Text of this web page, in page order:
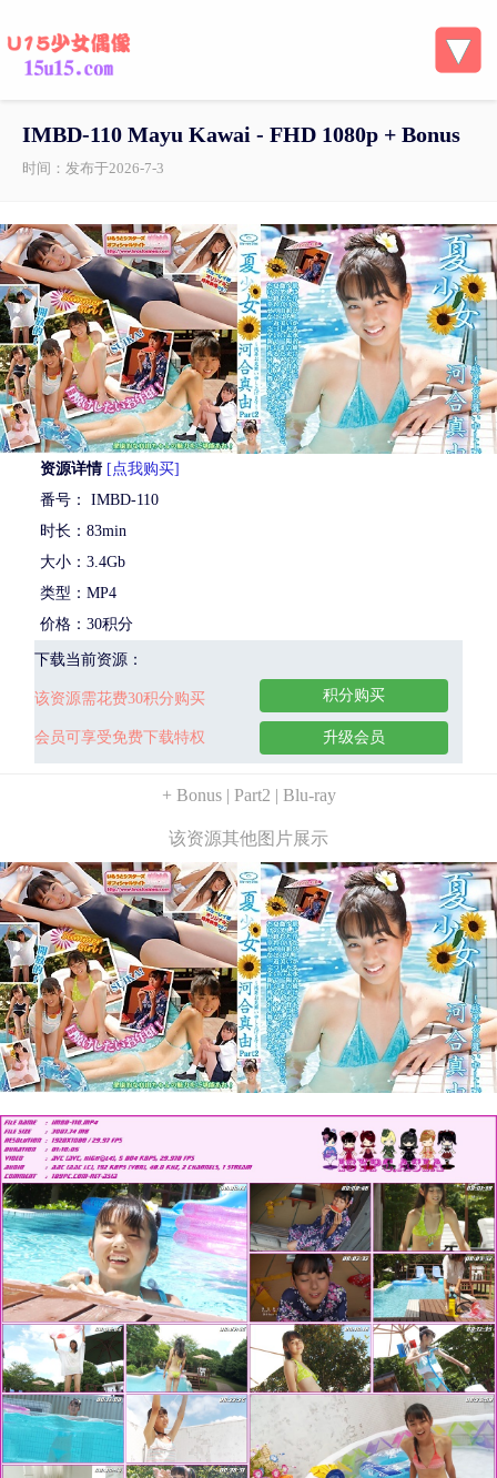
IMBD-110 Mayu Kawai - FHD 1080p + Bonus
时间：发布于2026-7-3
资源详情 [点我购买]
番号： IMBD-110
时长：83min
大小：3.4Gb
类型：MP4
价格：30积分
下载当前资源：
该资源需花费30积分购买
会员可享受免费下载特权
积分购买
升级会员
+ Bonus | Part2 | Blu-ray
该资源其他图片展示